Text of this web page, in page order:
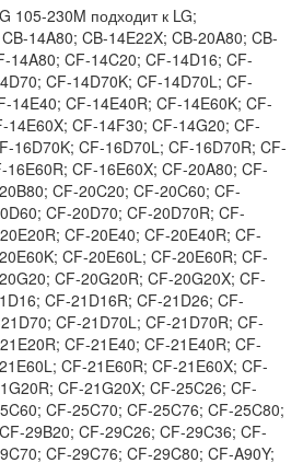
105-230M подходит к LG;
14A80; CB-14E22X; CB-20A80; CB-
14A80; CF-14C20; CF-14D16; CF-
CF-14D70K; CF-14D70L; CF-
14E40; CF-14E40R; CF-14E60K; CF-
14E60X; CF-14F30; CF-14G20; CF-
16D70K; CF-16D70L; CF-16D70R; CF-
16E60R; CF-16E60X; CF-20A80; CF-
CF-20C20; CF-20C60; CF-
CF-20D70; CF-20D70R; CF-
CF-20E40; CF-20E40R; CF-
CF-20E60L; CF-20E60R; CF-
CF-20G20R; CF-20G20X; CF-
CF-21D16R; CF-21D26; CF-
CF-21D70L; CF-21D70R; CF-
CF-21E40; CF-21E40R; CF-
CF-21E60R; CF-21E60X; CF-
CF-21G20X; CF-25C26; CF-
CF-25C70; CF-25C76; CF-25C80;
29B20; CF-29C26; CF-29C36; CF-
CF-29C76; CF-29C80; CF-A90Y;